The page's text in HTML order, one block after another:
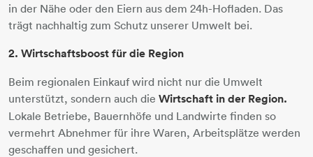
in der Nähe oder den Eiern aus dem 24h-Hofladen. Das
trägt nachhaltig zum Schutz unserer Umwelt bei.
2. Wirtschaftsboost für die Region
Beim regionalen Einkauf wird nicht nur die Umwelt
unterstützt, sondern auch die Wirtschaft in der Region.
Lokale Betriebe, Bauernhöfe und Landwirte finden so
vermehrt Abnehmer für ihre Waren, Arbeitsplätze werden
geschaffen und gesichert.